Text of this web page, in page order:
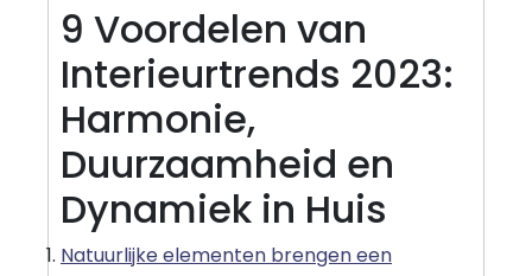
9 Voordelen van
Interieurtrends 2023:
Harmonie,
Duurzaamheid en
Dynamiek in Huis
Natuurlijke elementen brengen een